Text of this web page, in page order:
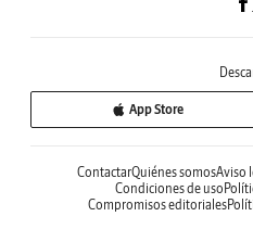
App Store
ContactarQuiénes somosAviso
Condiciones de uso
Compromisos editoriales